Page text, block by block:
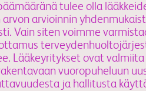
tulee olla
arvioinnin
Vain siten voimme
Lääkeyritykset ovat valmiita
vuoropuheluun
ja hallitusta